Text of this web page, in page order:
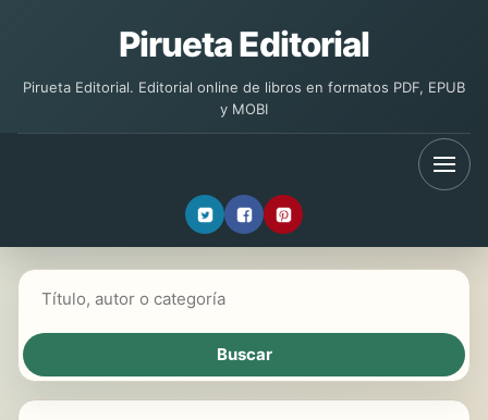
Pirueta Editorial
Pirueta Editorial. Editorial online de libros en formatos PDF, EPUB
y MOBI